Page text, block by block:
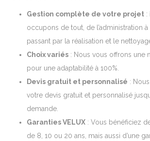
Gestion complète de votre projet :
occupons de tout, de l’administration
passant par la réalisation et le
Choix variés : Nous vous offrons une
pour une adaptabilité à 100%.
Devis gratuit et personnalisé :
votre devis gratuit et personnalisé
demande.
Garanties VELUX : Vous bénéficiez
de 8, 10 ou 20 ans, mais aussi d’une